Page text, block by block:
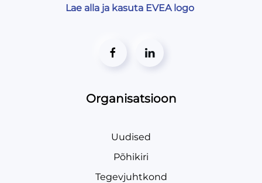
Lae alla ja kasuta EVEA logo
Organisatsioon
Uudised
Põhikiri
Tegevjuhtkond